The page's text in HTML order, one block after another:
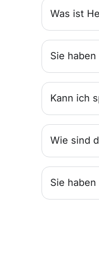
Was ist
Sie
Kann ich
Wie sind
Sie